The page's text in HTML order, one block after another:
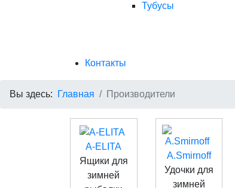
Тубусы
Контакты
Вы здесь: Главная Производители
A-ELITA
Ящики для
зимней
A.Smirnoff
Удочки для
зимней